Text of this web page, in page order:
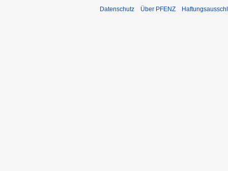
Datenschutz Über PFENZ